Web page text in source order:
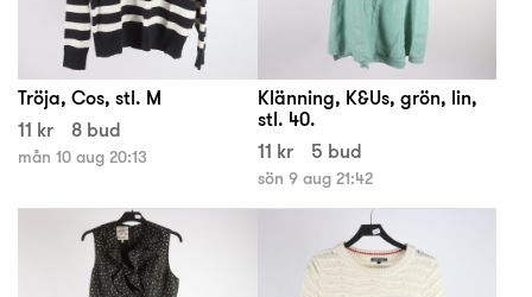
Tröja, Cos, stl. M
11 kr
8 bud
mån 10 aug 20:13
Klänning, K&Us, grön, lin,
stl. 40.
11 kr
5 bud
sön 9 aug 21:42